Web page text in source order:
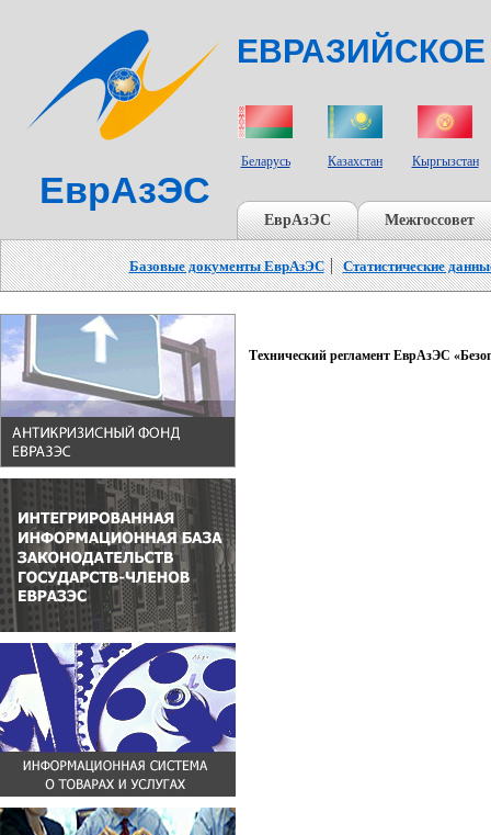
ЕврАзЭС
Беларусь Казахстан Кыргызстан
ЕврАзЭС Межгоссовет
Базовые документы ЕврАзЭС Статистические
Технический регламент ЕврАзЭС